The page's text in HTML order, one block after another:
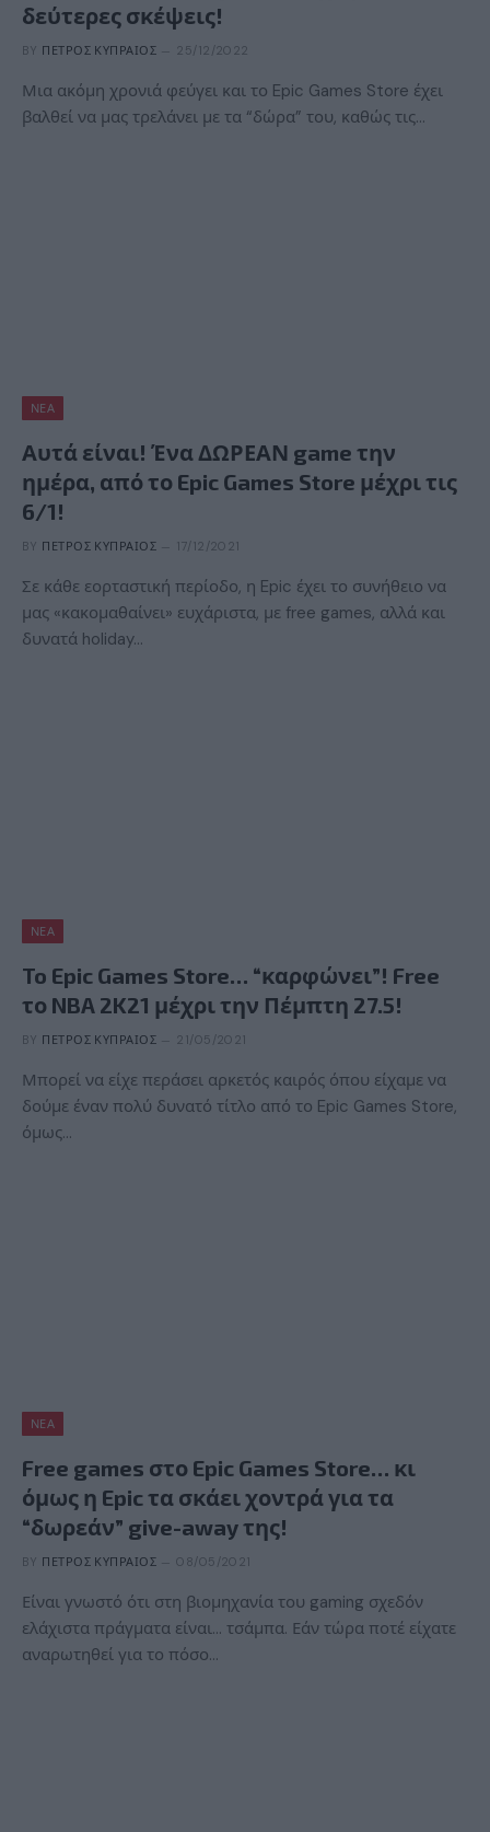
δεύτερες σκέψεις!
BY ΠΈΤΡΟΣ ΚΥΠΡΑΊΟΣ 25/12/2022
Μια ακόμη χρονιά φεύγει και το Epic Games Store έχει
βαλθεί να μας τρελάνει με τα “δώρα” του, καθώς τις…
ΝΈΑ
Αυτά είναι! Ένα ΔΩΡΕΑΝ game την
ημέρα, από το Epic Games Store μέχρι τις
6/1!
BY ΠΈΤΡΟΣ ΚΥΠΡΑΊΟΣ 17/12/2021
Σε κάθε εορταστική περίοδο, η Epic έχει το συνήθειο να
μας «κακομαθαίνει» ευχάριστα, με free games, αλλά και
δυνατά holiday…
ΝΈΑ
To Epic Games Store… “καρφώνει”! Free
το NBA 2K21 μέχρι την Πέμπτη 27.5!
BY ΠΈΤΡΟΣ ΚΥΠΡΑΊΟΣ 21/05/2021
Μπορεί να είχε περάσει αρκετός καιρός όπου είχαμε να
δούμε έναν πολύ δυνατό τίτλο από το Epic Games Store,
όμως…
ΝΈΑ
Free games στο Epic Games Store… κι
όμως η Epic τα σκάει χοντρά για τα
“δωρεάν” give-away της!
BY ΠΈΤΡΟΣ ΚΥΠΡΑΊΟΣ 08/05/2021
Είναι γνωστό ότι στη βιομηχανία του gaming σχεδόν
ελάχιστα πράγματα είναι… τσάμπα. Εάν τώρα ποτέ είχατε
αναρωτηθεί για το πόσο…